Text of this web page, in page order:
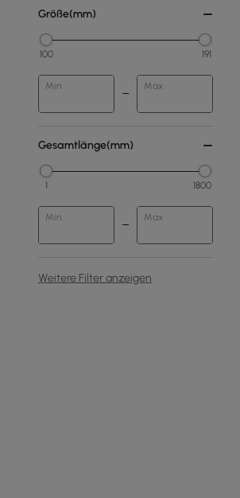
Größe(mm)
100 191
Min Max
Gesamtlänge(mm)
1 1800
Min Max
Weitere Filter anzeigen